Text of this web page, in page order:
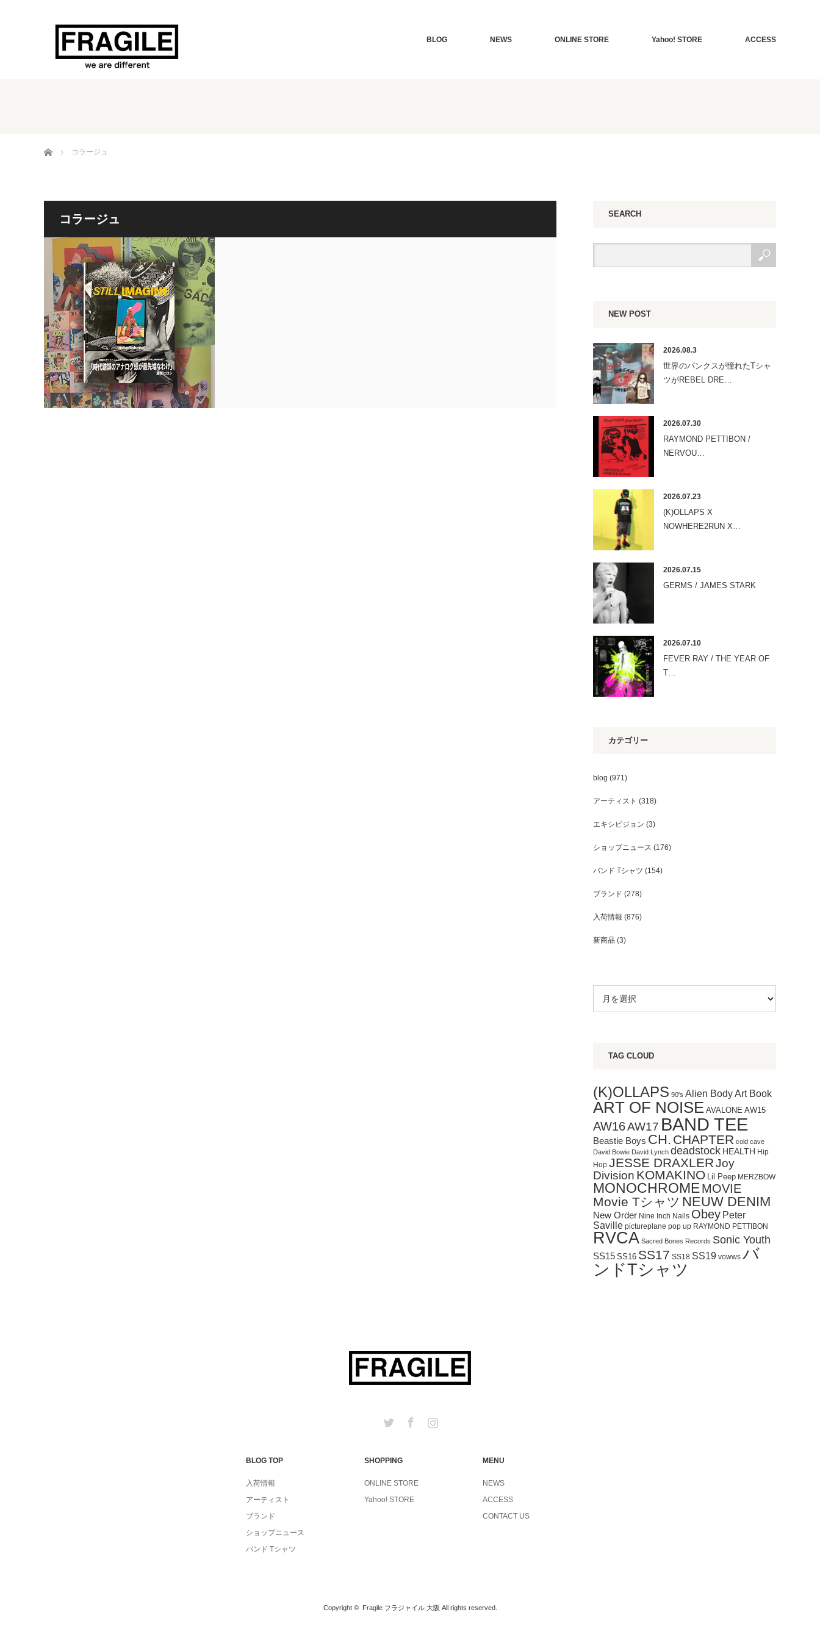
BLOG NEWS ONLINE STORE Yahoo! STORE ACCESS
ホーム コラージュ
コラージュ SEARCH
NEW POST
2026.08.3
世界のパンクスが憧れたTシャ
ツがREBEL DRE…
2026.07.30
RAYMOND PETTIBON /
NERVOU…
2026.07.23
(K)OLLAPS X
NOWHERE2RUN X…
2026.07.15
GERMS / JAMES STARK
2026.07.10
FEVER RAY / THE YEAR OF
T…
カテゴリー
blog (971)
アーティスト (318)
エキシビジョン (3)
ショップニュース (176)
バンド Tシャツ (154)
ブランド (278)
入荷情報 (876)
新商品 (3)
TAG CLOUD
(K)OLLAPS 90's Alien BodyArt Book
ART OF NOISE AVALONE AW15
AW16AW17 BAND TEE
Beastie Boys CH. CHAPTER cold cave
David Bowie David Lynch deadstock HEALTH Hip
Hop JESSE DRAXLERJoy
Division KOMAKINO Lil Peep MERZBOW
MONOCHROMEMOVIE
Movie Tシャツ NEUW DENIM
New Order Nine Inch Nails Obey Peter
Saville pictureplane pop up RAYMOND PETTIBON
RVCA Sacred Bones Records Sonic Youth
SS15 SS16 SS17 SS18 SS19 vowws バ
ンドTシャツ
Twitter Facebook
BLOG TOP
入荷情報
アーティスト
ブランド
ショップニュース
バンド Tシャツ
SHOPPING
ONLINE STORE
Yahoo! STORE
MENU
NEWS
ACCESS
CONTACT US
Copyright © Fragile フラジャイル 大阪 All rights reserved.